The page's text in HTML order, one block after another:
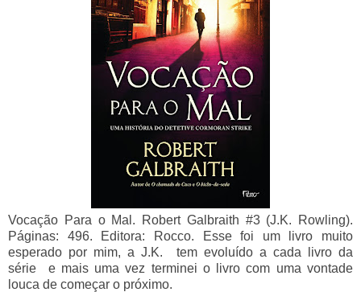
Vocação Para o Mal. Robert Galbraith #3 (J.K. Rowling).
Páginas: 496. Editora: Rocco.
Esse foi um livro muito
esperado por mim, a J.K.
tem evoluído a cada livro da
série
e mais uma vez terminei o livro com uma vontade
louca de começar o próximo.